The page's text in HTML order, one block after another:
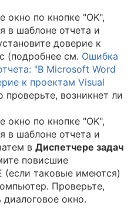
окно по кнопке "OK",
в шаблоне отчета и
доверие к
(подробнее см. Ошибка
"В Microsoft Word
к проектам Visual
проверьте, возникнет ли
окно по кнопке "OK",
в шаблоне отчета и
в Диспетчере задач
повисшие
(если таковые имеются)
Проверьте,
диалоговое окно.